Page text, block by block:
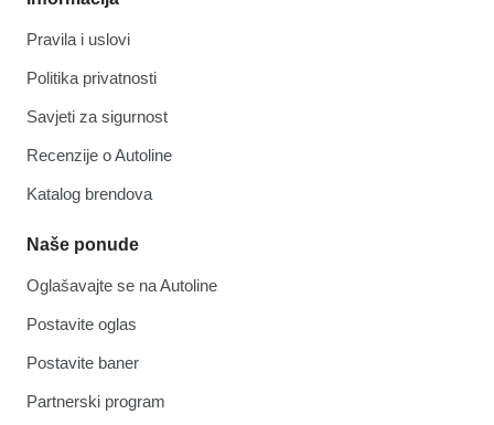
Pravila i uslovi
Politika privatnosti
Savjeti za sigurnost
Recenzije o Autoline
Katalog brendova
Naše ponude
Oglašavajte se na Autoline
Postavite oglas
Postavite baner
Partnerski program